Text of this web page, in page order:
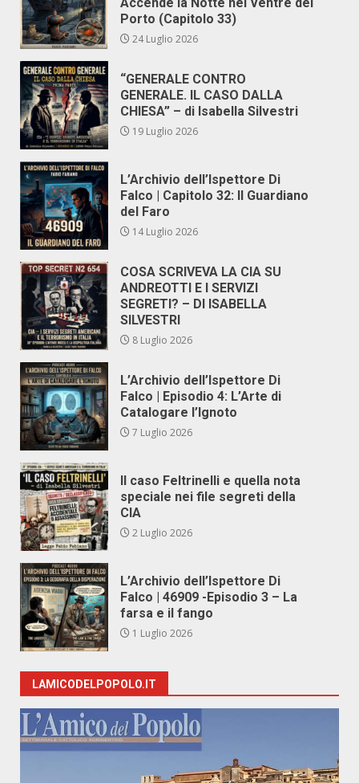
Porto (Capitolo 33)
24 Luglio 2026
“GENERALE CONTRO
GENERALE. IL CASO DALLA
CHIESA” – di Isabella Silvestri
19 Luglio 2026
L’Archivio dell’Ispettore Di
Falco | Capitolo 32: Il Guardiano
del Faro
14 Luglio 2026
COSA SCRIVEVA LA CIA SU
ANDREOTTI E I SERVIZI
SEGRETI? – DI ISABELLA
SILVESTRI
8 Luglio 2026
L’Archivio dell’Ispettore Di
Falco | Episodio 4: L’Arte di
Catalogare l’Ignoto
7 Luglio 2026
Il caso Feltrinelli e quella nota
speciale nei file segreti della
CIA
2 Luglio 2026
L’Archivio dell’Ispettore Di
Falco | 46909 -Episodio 3 – La
farsa e il fango
1 Luglio 2026
LAMICODELPOPOLO.IT